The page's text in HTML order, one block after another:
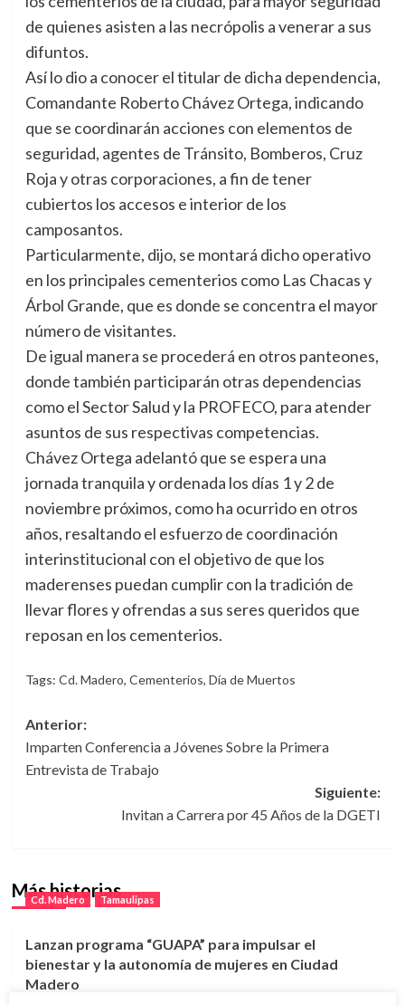
de quienes asisten a las necrópolis a venerar a sus
difuntos.
Así lo dio a conocer el titular de dicha dependencia,
Comandante Roberto Chávez Ortega, indicando
que se coordinarán acciones con elementos de
seguridad, agentes de Tránsito, Bomberos, Cruz
Roja y otras corporaciones, a fin de tener
cubiertos los accesos e interior de los
camposantos.
Particularmente, dijo, se montará dicho operativo
en los principales cementerios como Las Chacas y
Árbol Grande, que es donde se concentra el mayor
número de visitantes.
De igual manera se procederá en otros panteones,
donde también participarán otras dependencias
como el Sector Salud y la PROFECO, para atender
asuntos de sus respectivas competencias.
Chávez Ortega adelantó que se espera una
jornada tranquila y ordenada los días 1 y 2 de
noviembre próximos, como ha ocurrido en otros
años, resaltando el esfuerzo de coordinación
interinstitucional con el objetivo de que los
maderenses puedan cumplir con la tradición de
llevar flores y ofrendas a sus seres queridos que
reposan en los cementerios.
Tags: Cd. Madero, Cementerios, Día de Muertos
Navegación
de
entradas
Anterior:
Imparten Conferencia a Jóvenes Sobre la Primera
Entrevista de Trabajo
Siguiente:
Invitan a Carrera por 45 Años de la DGETI
Más historias
Cd. Madero Tamaulipas
Lanzan programa “GUAPA” para impulsar el
bienestar y la autonomía de mujeres en Ciudad
Madero